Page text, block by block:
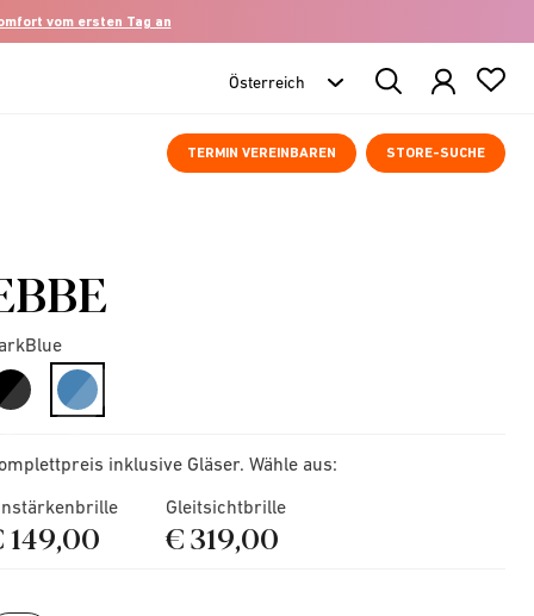
vom ersten Tag an
Search
Products
TERMIN VEREINBAREN STORE-SUCHE
selected
inklusive Gläser. Wähle aus:
149,00
Gleitsichtbrille
€ 319,00